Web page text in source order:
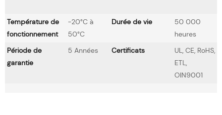
Température de
fonctionnement
-20°C à
50°C
Durée de vie
50 000
heures
Période de
garantie
5 Années Certificats
UL, CE, RoHS,
ETL,
OIN9001